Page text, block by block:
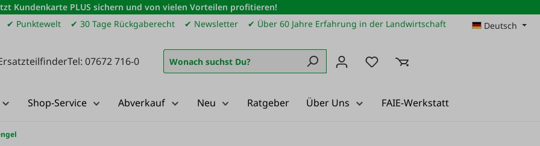
Kundenkarte PLUS sichern und von vielen Vorteilen profitieren!
✔ Punktewelt ✔ 30 Tage Rückgaberecht ✔ Newsletter ✔ Über 60 Jahre Erfahrung in der Landwirtschaft Deutsch
Tel: 07672 716-0 Du hast 0 Produkte auf dem
Shop-Service Abverkauf Neu Ratgeber Über Uns FAIE-Werkstatt